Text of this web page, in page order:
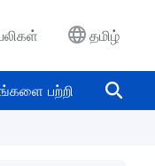
தமிழ்
பற்றி
| பகுதி 303